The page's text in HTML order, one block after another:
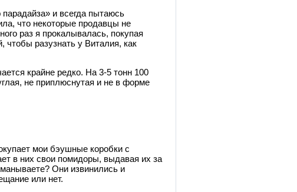
и всегда пытаюсь
что некоторые продавцы не
раз я прокалывалась, покупая
чтобы разузнать у Виталия, как
крайне редко. На 3-5 тонн 100
не приплюснутая и не в форме
мои бэушные коробки с
в них свои помидоры, выдавая их за
Они извинились и
или нет.